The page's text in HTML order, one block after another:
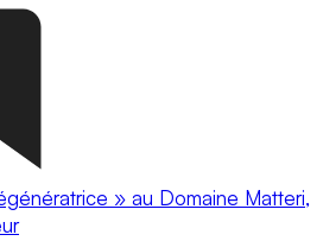
» au Domaine Matteri,